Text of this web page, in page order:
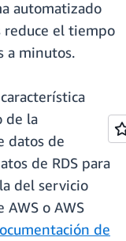
automatizado
reduce el tiempo
a minutos.
de la
datos de
de RDS para
del servicio
AWS o AWS
de